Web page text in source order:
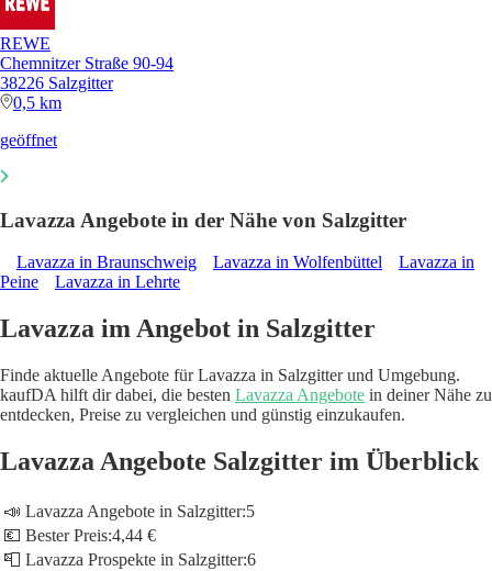
REWE
Chemnitzer Straße 90-94
38226 Salzgitter
0,5 km
geöffnet
Lavazza Angebote in der Nähe von Salzgitter
Lavazza in Braunschweig Lavazza in Wolfenbüttel
Lavazza in
Peine
Lavazza in Lehrte
Lavazza im Angebot in Salzgitter
Finde aktuelle Angebote für Lavazza in Salzgitter und Umgebung.
kaufDA hilft dir dabei, die besten Lavazza Angebote in deiner Nähe zu
entdecken, Preise zu vergleichen und günstig einzukaufen.
Lavazza Angebote Salzgitter im Überblick
📣 Lavazza Angebote in Salzgitter:5
💶 Bester Preis:4,44 €
📮 Lavazza Prospekte in Salzgitter:6